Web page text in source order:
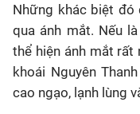
Những khác biệt đó
qua ánh mắt. Nếu
thể hiện ánh mắt rất
khoái Nguyên
cao ngạo, lạnh lùng